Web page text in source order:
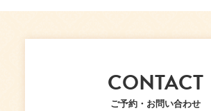
CONTACT
ご予約・お問い合わせ